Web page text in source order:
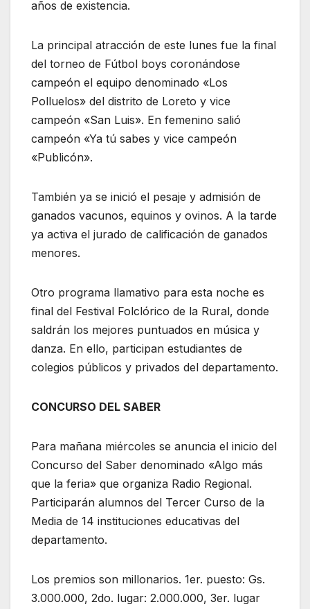
años de existencia.
La principal atracción de este lunes fue la final
del torneo de Fútbol boys coronándose
campeón el equipo denominado «Los
Polluelos» del distrito de Loreto y vice
campeón «San Luis». En femenino salió
campeón «Ya tú sabes y vice campeón
«Publicón».
También ya se inició el pesaje y admisión de
ganados vacunos, equinos y ovinos. A la tarde
ya activa el jurado de calificación de ganados
menores.
Otro programa llamativo para esta noche es
final del Festival Folclórico de la Rural, donde
saldrán los mejores puntuados en música y
danza. En ello, participan estudiantes de
colegios públicos y privados del departamento.
CONCURSO DEL SABER
Para mañana miércoles se anuncia el inicio del
Concurso del Saber denominado «Algo más
que la feria» que organiza Radio Regional.
Participarán alumnos del Tercer Curso de la
Media de 14 instituciones educativas del
departamento.
Los premios son millonarios. 1er. puesto: Gs.
3.000.000, 2do. lugar: 2.000.000, 3er. lugar